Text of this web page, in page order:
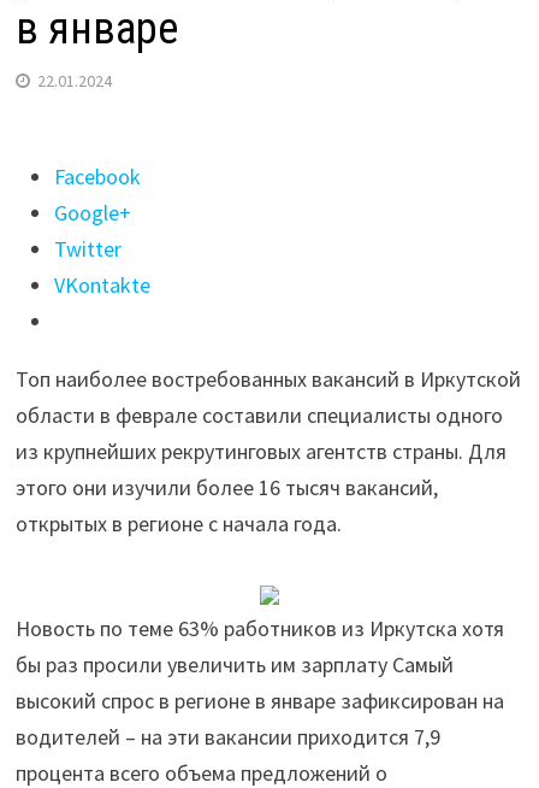
в январе
22.01.2024
Поделиться
"Водители
стали
самыми
востребованными
в
Приангарье
в
январе"
Facebook
Google+
Twitter
VKontakte
Топ наиболее востребованных вакансий в Иркутской
области в феврале составили специалисты одного
из крупнейших рекрутинговых агентств страны. Для
этого они изучили более 16 тысяч вакансий,
открытых в регионе с начала года.
Новость по теме 63% работников из Иркутска хотя
бы раз просили увеличить им зарплату Самый
высокий спрос в регионе в январе зафиксирован на
водителей – на эти вакансии приходится 7,9
процента всего объема предложений о